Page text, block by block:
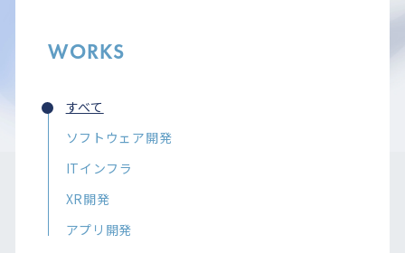
WORKS
すべて
ソフトウェア開発
ITインフラ
XR開発
アプリ開発